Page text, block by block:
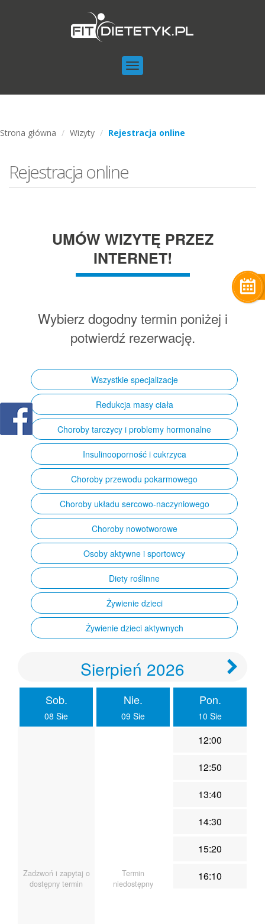
Toggle
navigation
Strona główna Wizyty Rejestracja online
Rejestracja online
UMÓW WIZYTĘ PRZEZ
INTERNET!
Wybierz dogodny termin poniżej i
potwierdź rezerwację.
Wszystkie specjalizacje
Redukcja masy ciała
Choroby tarczycy i problemy hormonalne
Insulinooporność i cukrzyca
Choroby przewodu pokarmowego
Choroby układu sercowo-naczyniowego
Choroby nowotworowe
Osoby aktywne i sportowcy
Diety roślinne
Żywienie dzieci
Żywienie dzieci aktywnych
Sierpień 2026
Sob.
08 Sie
Zadzwoń i zapytaj o
dostępny termin
Nie.
09 Sie
Termin
niedostępny
Pon.
10 Sie
12:00
12:50
13:40
14:30
15:20
16:10